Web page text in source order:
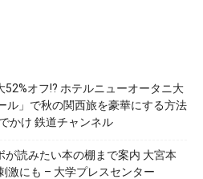
オフ!? ホテルニューオータニ大
ル」で秋の関西旅を豪華にする方法
かけ 鉄道チャンネル
が読みたい本の棚まで案内 大宮本
激にも – 大学プレスセンター